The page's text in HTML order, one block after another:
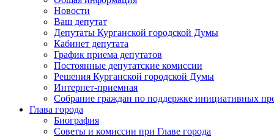
Новости
Ваш депутат
Депутаты Курганской городской Думы
Кабинет депутата
График приема депутатов
Постоянные депутатские комиссии
Решения Курганской городской Думы
Интернет-приемная
Собрание граждан по поддержке инициативных
Глава города
Биография
Советы и комиссии при Главе города